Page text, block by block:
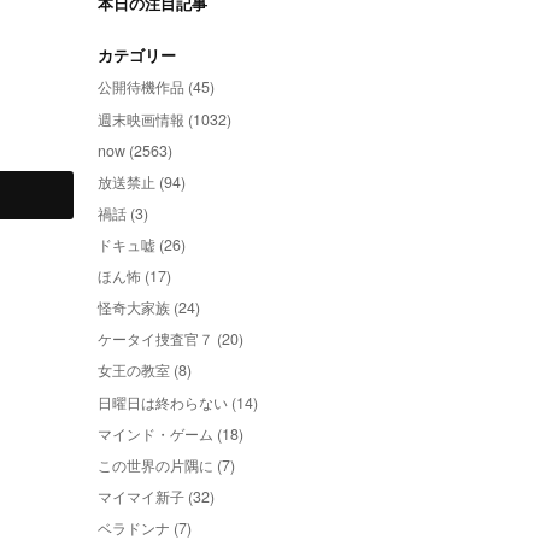
本日の注目記事
カテゴリー
公開待機作品 (45)
週末映画情報 (1032)
now (2563)
放送禁止 (94)
禍話 (3)
ドキュ嘘 (26)
ほん怖 (17)
怪奇大家族 (24)
ケータイ捜査官７ (20)
女王の教室 (8)
日曜日は終わらない (14)
マインド・ゲーム (18)
この世界の片隅に (7)
マイマイ新子 (32)
ベラドンナ (7)